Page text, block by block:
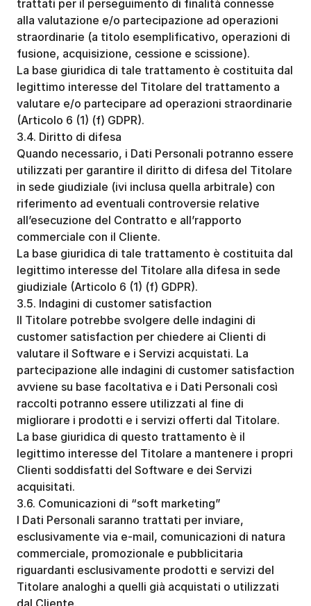
trattati per il perseguimento di finalità connesse
alla valutazione e/o partecipazione ad operazioni
straordinarie (a titolo esemplificativo, operazioni di
fusione, acquisizione, cessione e scissione).
La base giuridica di tale trattamento è costituita dal
legittimo interesse del Titolare del trattamento a
valutare e/o partecipare ad operazioni straordinarie
(Articolo 6 (1) (f) GDPR).
3.4. Diritto di difesa
Quando necessario, i Dati Personali potranno essere
utilizzati per garantire il diritto di difesa del Titolare
in sede giudiziale (ivi inclusa quella arbitrale) con
riferimento ad eventuali controversie relative
all’esecuzione del Contratto e all’rapporto
commerciale con il Cliente.
La base giuridica di tale trattamento è costituita dal
legittimo interesse del Titolare alla difesa in sede
giudiziale (Articolo 6 (1) (f) GDPR).
3.5. Indagini di customer satisfaction
Il Titolare potrebbe svolgere delle indagini di
customer satisfaction per chiedere ai Clienti di
valutare il Software e i Servizi acquistati. La
partecipazione alle indagini di customer satisfaction
avviene su base facoltativa e i Dati Personali così
raccolti potranno essere utilizzati al fine di
migliorare i prodotti e i servizi offerti dal Titolare.
La base giuridica di questo trattamento è il
legittimo interesse del Titolare a mantenere i propri
Clienti soddisfatti del Software e dei Servizi
acquisitati.
3.6. Comunicazioni di “soft marketing”
I Dati Personali saranno trattati per inviare,
esclusivamente via e-mail, comunicazioni di natura
commerciale, promozionale e pubblicitaria
riguardanti esclusivamente prodotti e servizi del
Titolare analoghi a quelli già acquistati o utilizzati
dal Cliente.